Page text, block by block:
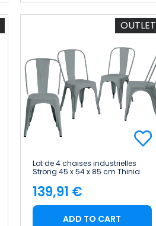
OUTLET
Lot de 4 chaises industrielles
Strong 45 x 54 x 85 cm Thinia
Price
139,91 €
ADD TO CART